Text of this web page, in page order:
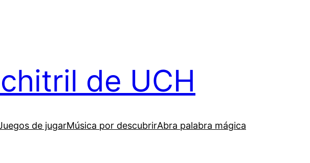
de UCH
de jugarMúsica por descubrirAbra palabra mágica